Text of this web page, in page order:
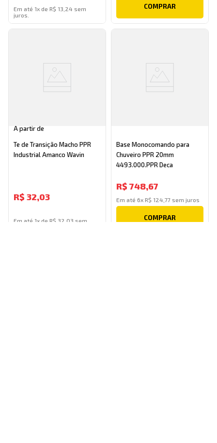
Em até 1x de R$ 13,24 sem
juros.
COMPRAR
Te de Transição Macho PPR
Industrial Amanco Wavin
A partir de
R$ 32,03
Em até 1x de R$ 32,03 sem
Base Monocomando para
Chuveiro PPR 20mm
4493.000.PPR Deca
R$ 748,67
Em até 6x R$ 124 77 sem juros
COMPRAR